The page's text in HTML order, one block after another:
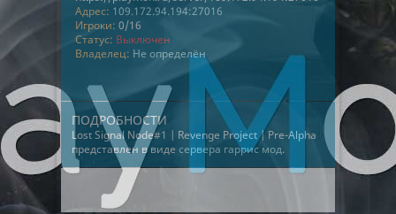
Адрес: 109.172.94.194:27016
Игроки: 0/16
Статус: Выключен
Владелец: Не определён
ПОДРОБНОСТИ
Lost Signal Node#1 | Revenge Project | Pre-Alpha
представлен в виде сервера гаррис мод.